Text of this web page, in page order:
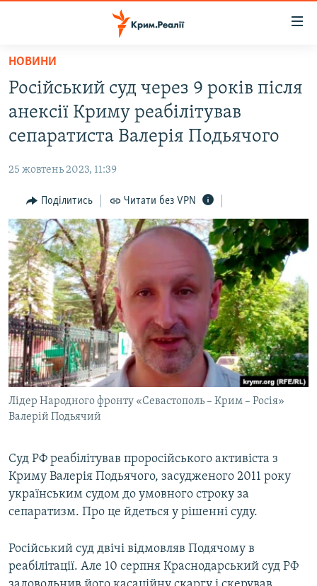
Перейти
основного
матеріалу
до
основної
Перейти
до
пошуку
ВІДЕО ТА ФОТО
БЛОГИ
ПОГЛЯД
ІНТЕРВ'Ю
ВСЕ ЗА ДЕНЬ
СПЕЦПРОЕКТИ
ДЕПОРТАЦІЯ
ВІДЕОУРОКИ «ELIFBE»
СВІДЧЕННЯ ОКУПАЦІЇ
УКРАЇНСЬКА ПРОБЛЕМА КРИМУ
ІНФОГРАФІКА
ЯК ОБІЙТИ БЛОКУВАННЯ
Русский
Qırımtatar
ДОЛУЧАЙСЯ!
Усі сайти RFE/RL
НОВИНИ
Російський суд через 9 років після
анексії Криму реабілітував
сепаратиста Валерія Подьячого
25 жовтень 2023, 11:39
Поділитись Читати без VPN
Лідер Народного фронту «Севастополь – Крим – Росія»
Валерій Подьячий
Суд РФ реабілітував проросійського активіста з
Криму Валерія Подьячого, засудженого 2011 року
українським судом до умовного строку за
сепаратизм. Про це йдеться у рішенні суду.
Російський суд двічі відмовляв Подячому в
реабілітації. Але 10 серпня Краснодарський суд РФ